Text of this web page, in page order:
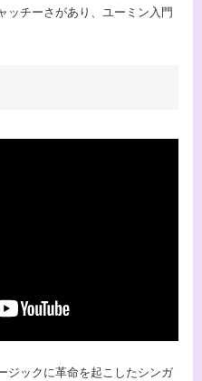
ッチーさがあり、ユーミン入門
ジックに革命を起こしたシンガ